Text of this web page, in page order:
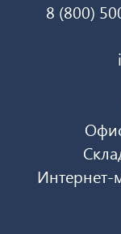
8 (800)
Интернет-